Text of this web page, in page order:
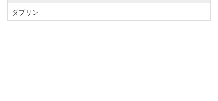
ダブリン